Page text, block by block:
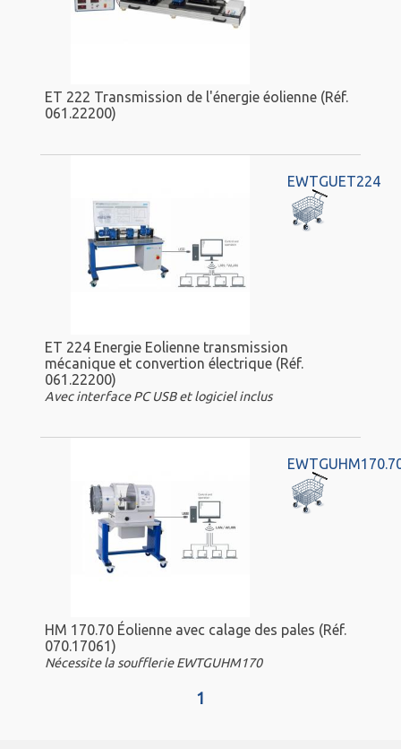
ET 222 Transmission de l'énergie éolienne (Réf.
061.22200)
EWTGUET224
ET 224 Energie Eolienne transmission
mécanique et convertion électrique (Réf.
061.22200)
Avec interface PC USB et logiciel inclus
HM 170.70 Éolienne avec calage des pales (Réf.
070.17061)
Nécessite la soufflerie EWTGUHM170
1